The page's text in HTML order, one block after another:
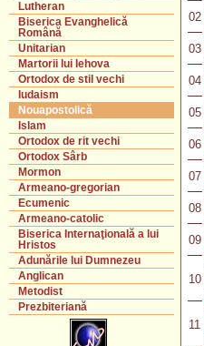
Lutheran
Biserica Evanghelică
Română
Unitarian
Martorii lui Iehova
Ortodox de stil vechi
Iudaism
Nouapostolică
Islam
Ortodox de rit vechi
Ortodox Sârb
Mormon
Armeano-gregorian
Ecumenic
Armeano-catolic
Biserica Internaţională a lui
Hristos
Adunările lui Dumnezeu
Anglican
Metodist
Prezbiteriană
02
03
04
05
06
07
08
09
10
11